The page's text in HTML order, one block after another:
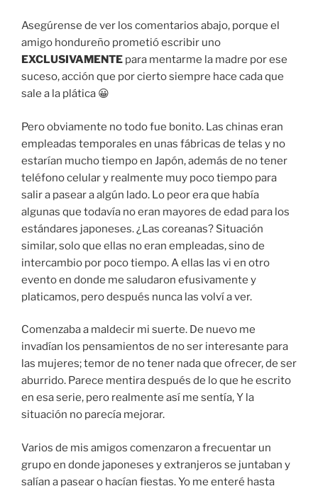
Asegúrense de ver los comentarios abajo, porque el
amigo hondureño prometió escribir uno
EXCLUSIVAMENTE para mentarme la madre por ese
suceso, acción que por cierto siempre hace cada que
sale a la plática 😀
Pero obviamente no todo fue bonito. Las chinas eran
empleadas temporales en unas fábricas de telas y no
estarían mucho tiempo en Japón, además de no tener
teléfono celular y realmente muy poco tiempo para
salir a pasear a algún lado. Lo peor era que había
algunas que todavía no eran mayores de edad para los
estándares japoneses. ¿Las coreanas? Situación
similar, solo que ellas no eran empleadas, sino de
intercambio por poco tiempo. A ellas las vi en otro
evento en donde me saludaron efusivamente y
platicamos, pero después nunca las volví a ver.
Comenzaba a maldecir mi suerte. De nuevo me
invadían los pensamientos de no ser interesante para
las mujeres; temor de no tener nada que ofrecer, de ser
aburrido. Parece mentira después de lo que he escrito
en esa serie, pero realmente así me sentía, Y la
situación no parecía mejorar.
Varios de mis amigos comenzaron a frecuentar un
grupo en donde japoneses y extranjeros se juntaban y
salían a pasear o hacían fiestas. Yo me enteré hasta